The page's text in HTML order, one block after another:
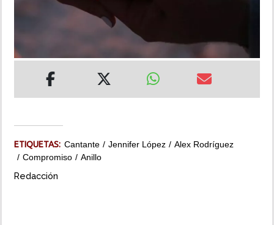
MULTIMEDIA
ETIQUETAS: Cantante Jennifer López
Alex Rodríguez
Compromiso
Anillo
Redacción